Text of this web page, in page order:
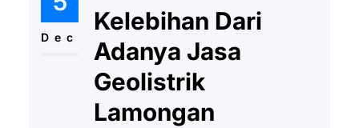
lemas. Air ini bisa untuk
didapatkan dari mana saja, salah
satunya yaitu dengan melakukan
pengeboran sumur agar bisa
melihat air tanah…
Dec
Kelebihan Dari
Adanya Jasa
Geolistrik
Lamongan